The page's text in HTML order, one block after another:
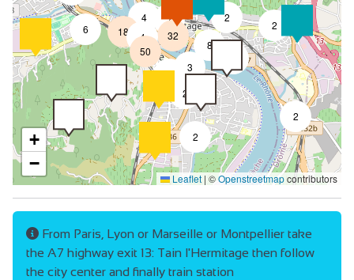
Bett 160 cm
Bettzeug und Handtücher inbegriffen
Staubsauger
Gefrierschrank
Backofen
Abzugshaube
Private Waschmaschine
Mikrowelle
Kühlschrank
2
2
2
2
2
8
6
4
4
18
7
2
3
50
32
+
−
Leaflet | ©Openstreetmapcontributors
From Paris, Lyon or Marseille or Montpellier take
the A7 highway exit 13: Tain l'Hermitage then follow
the city center and finally train station